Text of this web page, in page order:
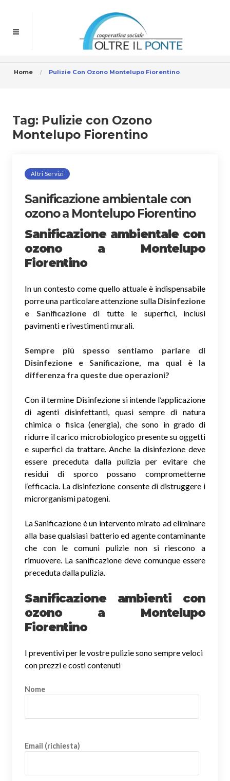
Home Pulizie Con Ozono Montelupo Fiorentino
Tag: Pulizie con Ozono
Montelupo Fiorentino
Altri Servizi
Sanificazione ambientale con
ozono a Montelupo Fiorentino
Sanificazione ambientale con
ozono a Montelupo
Fiorentino
In un contesto come quello attuale è indispensabile
porre una particolare attenzione sulla Disinfezione
e Sanificazionedi tutte le superfici, inclusi
pavimenti e rivestimenti murali.
Sempre più spesso sentiamo parlare di
Disinfezione e Sanificazione, ma qual è la
differenza fra queste due operazioni?
Con il termine Disinfezione si intende l’applicazione
di agenti disinfettanti, quasi sempre di natura
chimica o fisica (energia), che sono in grado di
ridurre il carico microbiologico presente su oggetti
e superfici da trattare. Anche la disinfezione deve
essere preceduta dalla pulizia per evitare che
residui di sporco possano comprometterne
l’efficacia. La disinfezione consente di distruggere i
microrganismi patogeni.
La Sanificazione è un intervento mirato ad eliminare
alla base qualsiasi batterio ed agente contaminante
che con le comuni pulizie non si riescono a
rimuovere. La sanificazione deve comunque essere
preceduta dalla pulizia.
Sanificazione ambienti con
ozono a Montelupo
Fiorentino
I preventivi per le vostre pulizie sono sempre veloci
con prezzi e costi contenuti
Nome
Email (richiesta)